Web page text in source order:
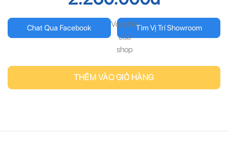
Chat Qua Facebook Tìm Vị Trí Showroom
Voucher
của
shop
THÊM VÀO GIỎ HÀNG